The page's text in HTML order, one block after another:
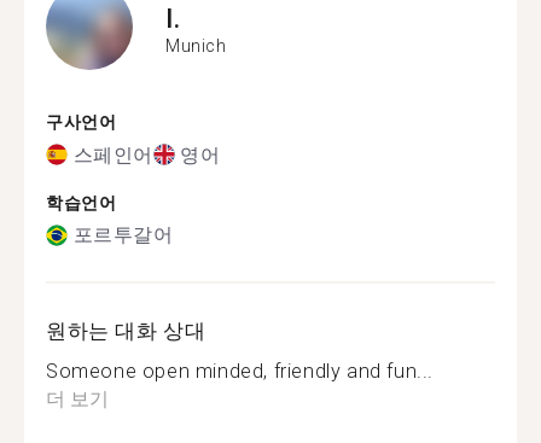
I.
Munich
구사언어
스페인어 영어
학습언어
포르투갈어
원하는 대화 상대
Someone open minded, friendly and fun...
더 보기